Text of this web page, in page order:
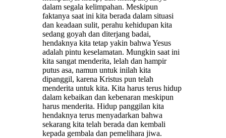
dalam segala kelimpahan. Meskipun
faktanya saat ini kita berada dalam situasi
dan keadaan sulit, perahu kehidupan kita
sedang goyah dan diterjang badai,
hendaknya kita tetap yakin bahwa Yesus
adalah pintu keselamatan. Mungkin saat ini
kita sangat menderita, lelah dan hampir
putus asa, namun untuk inilah kita
dipanggil, karena Kristus pun telah
menderita untuk kita. Kita harus terus hidup
dalam kebaikan dan kebenaran meskipun
harus menderita. Hidup panggilan kita
hendaknya terus menyadarkan bahwa
sekarang kita telah berada dan kembali
kepada gembala dan pemelihara jiwa.